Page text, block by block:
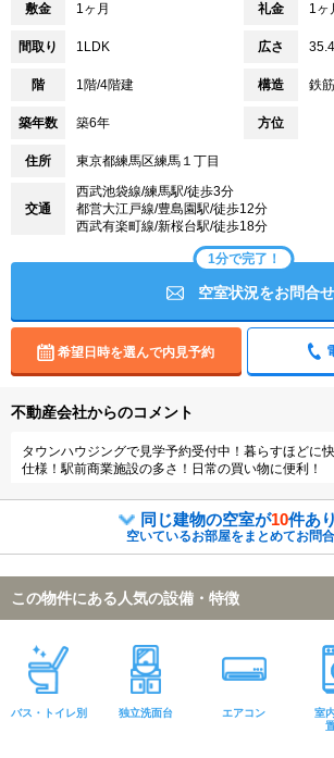
敷金 1ヶ月 礼金 1ヶ
間取り 1LDK 広さ
階 1階/4階建 構造 鉄
築年数 築6年 方位
住所 東京都練馬区練馬１丁目
交通
西武池袋線/練馬駅/徒歩3分
都営大江戸線/豊島園駅/徒歩12分
西武有楽町線/新桜台駅/徒歩18分
1分で完了！
空室状況をお問合せ
希望日時を選んで内見予約
不動産会社からのコメント
タウンハウジングで見学予約受付中！暮らすほどに
仕様！駅前商業施設の多さ！日常の買い物に便利！
同じ建物の空室が10件あ
空いているお部屋をまとめてお問合
この物件にある人気の設備・特徴
バス・トイレ別 独立洗面台 エアコン
室